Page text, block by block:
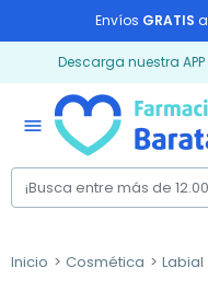
Envíos GRATIS
Descarga nuestra
menu
Inicio Cosmética Labial